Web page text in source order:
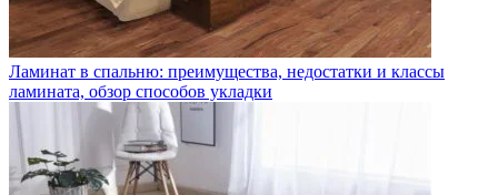
Ламинат в спальню: преимущества, недостатки и классы
ламината, обзор способов укладки